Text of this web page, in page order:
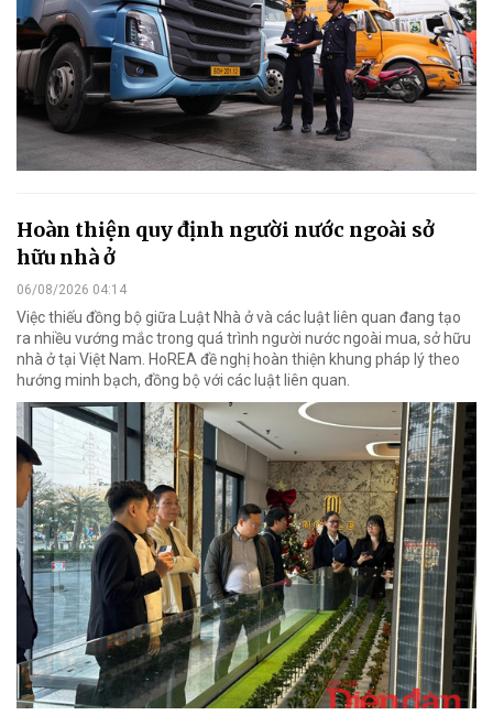
Hoàn thiện quy định người nước ngoài sở
hữu nhà ở
06/08/2026 04:14
Việc thiếu đồng bộ giữa Luật Nhà ở và các luật liên quan đang tạo
ra nhiều vướng mắc trong quá trình người nước ngoài mua, sở hữu
nhà ở tại Việt Nam. HoREA đề nghị hoàn thiện khung pháp lý theo
hướng minh bạch, đồng bộ với các luật liên quan.